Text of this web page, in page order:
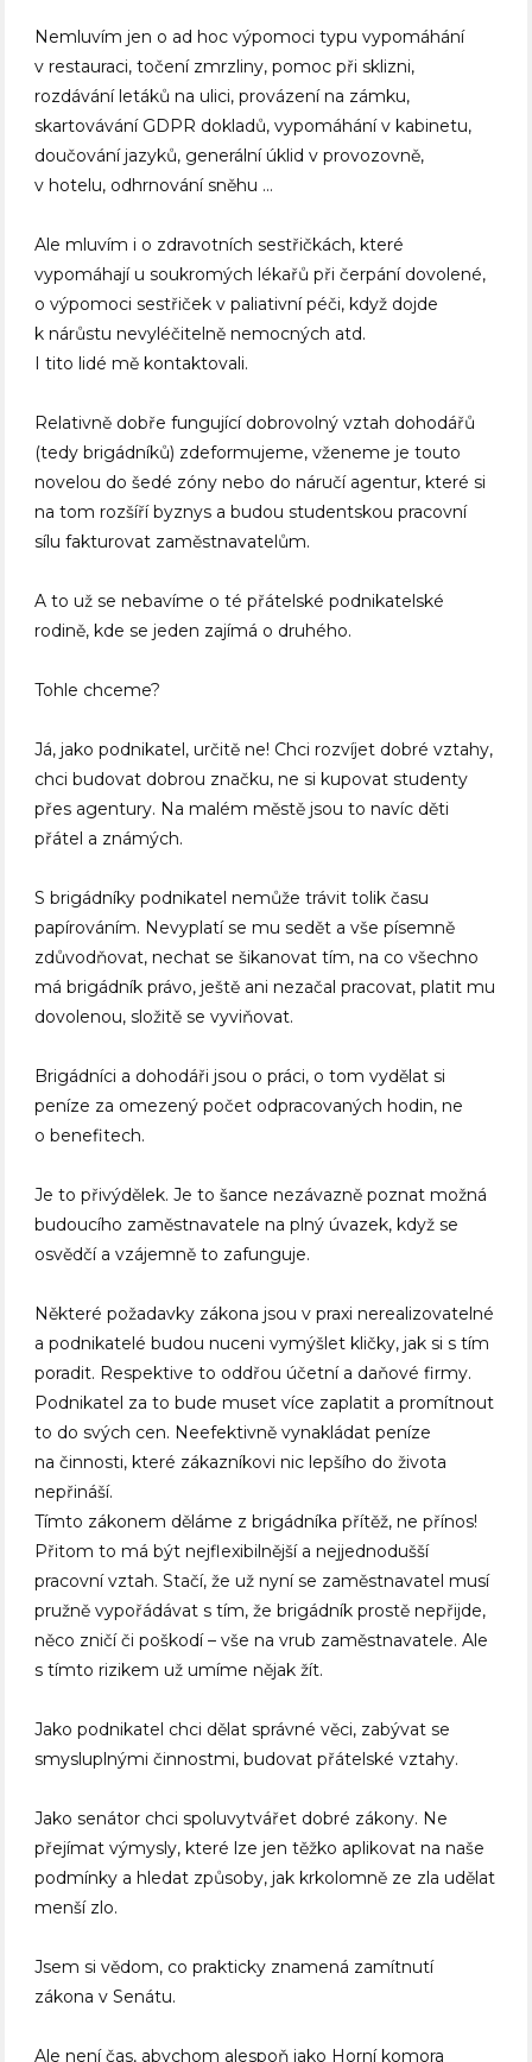
Nemluvím jen o ad hoc výpomoci typu vypomáhání
v restauraci, točení zmrzliny, pomoc při sklizni,
rozdávání letáků na ulici, provázení na zámku,
skartovávání GDPR dokladů, vypomáhání v kabinetu,
doučování jazyků, generální úklid v provozovně,
v hotelu, odhrnování sněhu …
Ale mluvím i o zdravotních sestřičkách, které
vypomáhají u soukromých lékařů při čerpání dovolené,
o výpomoci sestřiček v paliativní péči, když dojde
k nárůstu nevyléčitelně nemocných atd.
I tito lidé mě kontaktovali.
Relativně dobře fungující dobrovolný vztah dohodářů
(tedy brigádníků) zdeformujeme, vženeme je touto
novelou do šedé zóny nebo do náručí agentur, které si
na tom rozšíří byznys a budou studentskou pracovní
sílu fakturovat zaměstnavatelům.
A to už se nebavíme o té přátelské podnikatelské
rodině, kde se jeden zajímá o druhého.
Tohle chceme?
Já, jako podnikatel, určitě ne! Chci rozvíjet dobré vztahy,
chci budovat dobrou značku, ne si kupovat studenty
přes agentury. Na malém městě jsou to navíc děti
přátel a známých.
S brigádníky podnikatel nemůže trávit tolik času
papírováním. Nevyplatí se mu sedět a vše písemně
zdůvodňovat, nechat se šikanovat tím, na co všechno
má brigádník právo, ještě ani nezačal pracovat, platit mu
dovolenou, složitě se vyviňovat.
Brigádníci a dohodáři jsou o práci, o tom vydělat si
peníze za omezený počet odpracovaných hodin, ne
o benefitech.
Je to přivýdělek. Je to šance nezávazně poznat možná
budoucího zaměstnavatele na plný úvazek, když se
osvědčí a vzájemně to zafunguje.
Některé požadavky zákona jsou v praxi nerealizovatelné
a podnikatelé budou nuceni vymýšlet kličky, jak si s tím
poradit. Respektive to oddřou účetní a daňové firmy.
Podnikatel za to bude muset více zaplatit a promítnout
to do svých cen. Neefektivně vynakládat peníze
na činnosti, které zákazníkovi nic lepšího do života
nepřináší.
Tímto zákonem děláme z brigádníka přítěž, ne přínos!
Přitom to má být nejflexibilnější a nejjednodušší
pracovní vztah. Stačí, že už nyní se zaměstnavatel musí
pružně vypořádávat s tím, že brigádník prostě nepřijde,
něco zničí či poškodí – vše na vrub zaměstnavatele. Ale
s tímto rizikem už umíme nějak žít.
Jako podnikatel chci dělat správné věci, zabývat se
smysluplnými činnostmi, budovat přátelské vztahy.
Jako senátor chci spoluvytvářet dobré zákony. Ne
přejímat výmysly, které lze jen těžko aplikovat na naše
podmínky a hledat způsoby, jak krkolomně ze zla udělat
menší zlo.
Jsem si vědom, co prakticky znamená zamítnutí
zákona v Senátu.
Ale není čas, abychom alespoň jako Horní komora